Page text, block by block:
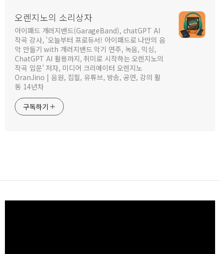
오렌지노의 소리상자
아이패드 개러지밴드(GarageBand), chatGPT AI
작곡 강사, '오늘부터 프로듀서! 아이패드로 나만의 음
악 만들기 with 개러지밴드 악기 연주, 녹음, 믹싱,
ChatGPT AI 활용까지, 취미로 시작하는 오렌지노의
작곡 입문' 저자, 미디어 크리에이터 오렌지노
OranJino | 음원, 집필, 유튜브, 방송, 공연, 강의 활
동 14년차
구독하기